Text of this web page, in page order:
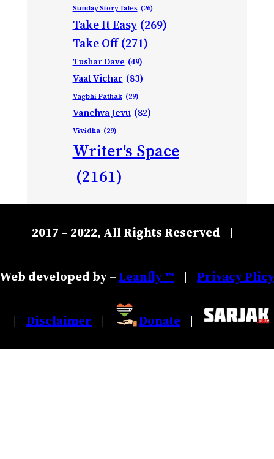
Sunday Story Tales (26)
Take It Easy (269)
Take Off (271)
Tushar Dave (49)
Vaat Vichar (83)
Vagbhi Pathak (29)
Vanchva Jevu (82)
Vividha (29)
Writer's Space
(2161)
2017 – 2022, All Rights Reserved |
Web developed by –Leanfly ™ | Privacy Plicy
| Disclaimer | Donate |